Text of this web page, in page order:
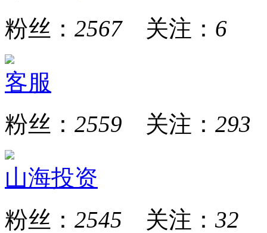
粉丝： 2567关注： 6
客服
粉丝： 2559 关注： 293
山海投资
粉丝： 2545 关注： 32